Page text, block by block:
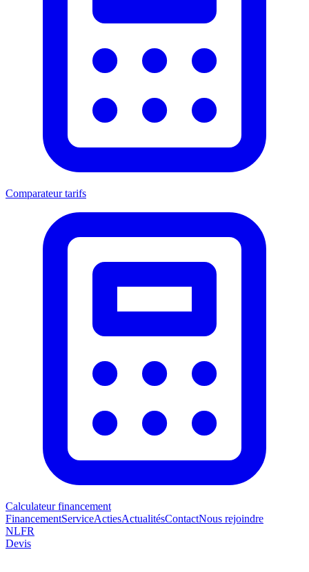
Comparateur tarifs
Calculateur financement
FinancementServiceActiesActualitésContactNous rejoindre
NLFR
Devis